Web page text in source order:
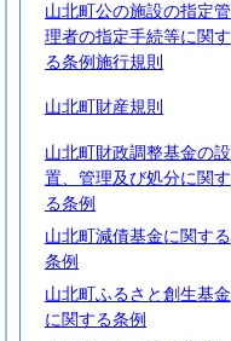
山北町公の施設の指定管
理者の指定手続等に関す
る条例施行規則
山北町財産規則
山北町財政調整基金の設
置、管理及び処分に関す
る条例
山北町減債基金に関する
条例
山北町ふるさと創生基金
に関する条例